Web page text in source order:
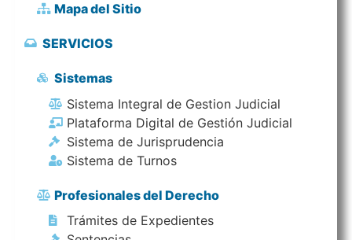
Mapa del Sitio
SERVICIOS
Sistemas
Sistema Integral de Gestion Judicial
Plataforma Digital de Gestión Judicial
Sistema de Jurisprudencia
Sistema de Turnos
Profesionales del Derecho
Trámites de Expedientes